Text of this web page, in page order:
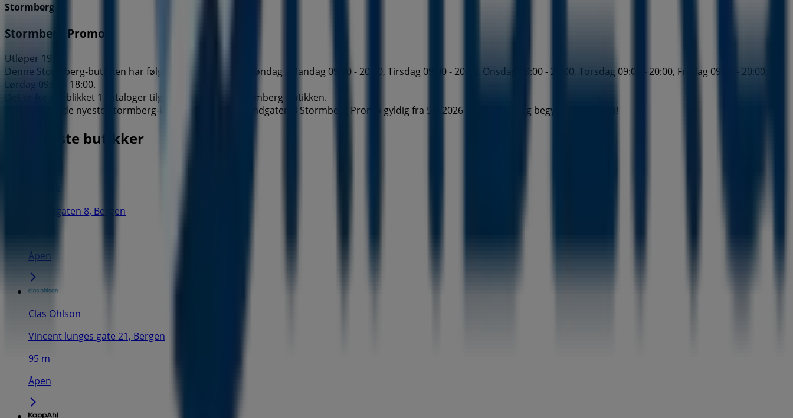
Stormberg
Stormberg Promo
Utløper 19.8.
Denne Stormberg-butikken har følgende åpningstider: Søndag , Mandag 09:00 - 20:00, Tirsdag 09:00 - 20:00, Onsdag 09:00 - 20:00, Torsdag 09:00 - 20:00, Fredag 09:00 - 20:00,
Lørdag 09:00 - 18:00.
Det er for øyeblikket 1 kataloger tilgjengelig i denne Stormberg-butikken.
Bla gjennom de nyeste Stormberg-katalogene i Småstrandgaten 3 Stormberg Promo gyldig fra 5.8.2026 til 19.8.2026 og begynn å spare nå!
Nærmeste butikker
Strømgaten 8, Bergen
Åpen
Clas Ohlson
Vincent lunges gate 21, Bergen
95 m
Åpen